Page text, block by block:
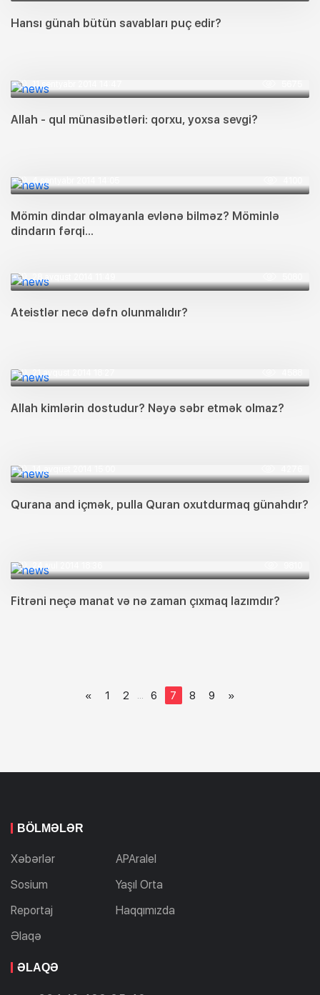
Hansı günah bütün savabları puç edir?
11 sentyabr 2014 14:47
Allah - qul münasibətləri: qorxu, yoxsa sevgi?
4 sentyabr 2014 14:05
Mömin dindar olmayanla evlənə bilməz? Möminlə
dindarın fərqi...
Ateistlər necə dəfn olunmalıdır?
21 avqust 2014 18:27
Allah kimlərin dostudur? Nəyə səbr etmək olmaz?
14 avqust 2014 15:00
Qurana and içmək, pulla Quran oxutdurmaq günahdır?
24 iyul 2014 18:36
Fitrəni neçə manat və nə zaman çıxmaq lazımdır?
« 1 2 6 7 8 9 »
BÖLMƏLƏR
Xəbərlər
APAralel
Sosium
Yaşıl Orta
Reportaj
Haqqımızda
Əlaqə
ƏLAQƏ